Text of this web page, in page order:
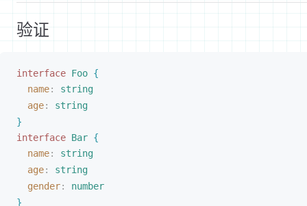
验证
interface Foo {
name: string
age: string
}
interface Bar {
name: string
age: string
gender: number
}